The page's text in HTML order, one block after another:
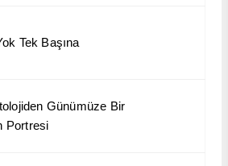
Tek Başına
Günümüze Bir
Portresi